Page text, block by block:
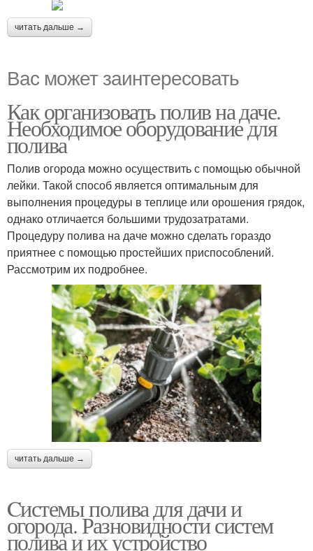
читать дальше →
Вас может заинтересовать
Как организовать полив на даче.
Необходимое оборудование для
полива
Полив огорода можно осуществить с помощью обычной
лейки. Такой способ является оптимальным для
выполнения процедуры в теплице или орошения грядок,
однако отличается большими трудозатратами.
Процедуру полива на даче можно сделать гораздо
приятнее с помощью простейших приспособлений.
Рассмотрим их подробнее.
читать дальше →
Cистемы полива для дачи и
огорода. Разновидности систем
полива и их устройство